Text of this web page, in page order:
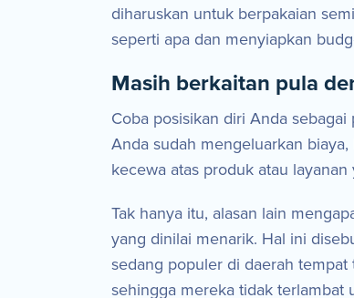
diharuskan untuk berpakaian
seperti apa dan menyiapkan
Masih berkaitan pula
Coba posisikan diri Anda
Anda sudah mengeluarkan
kecewa atas produk atau
Tak hanya itu, alasan lain
yang dinilai menarik. Hal ini
sedang populer di daerah
sehingga mereka tidak terlambat